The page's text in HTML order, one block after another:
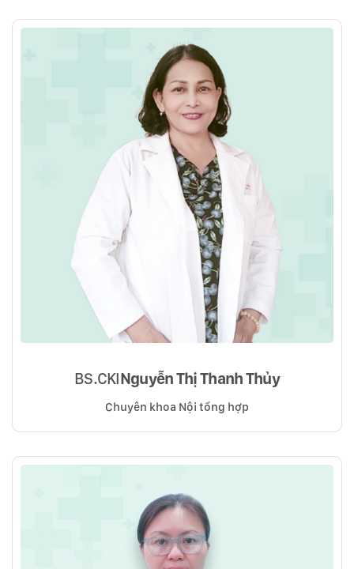
BS.CKINguyễn Thị Thanh Thủy
Chuyên khoa Nội tổng hợp